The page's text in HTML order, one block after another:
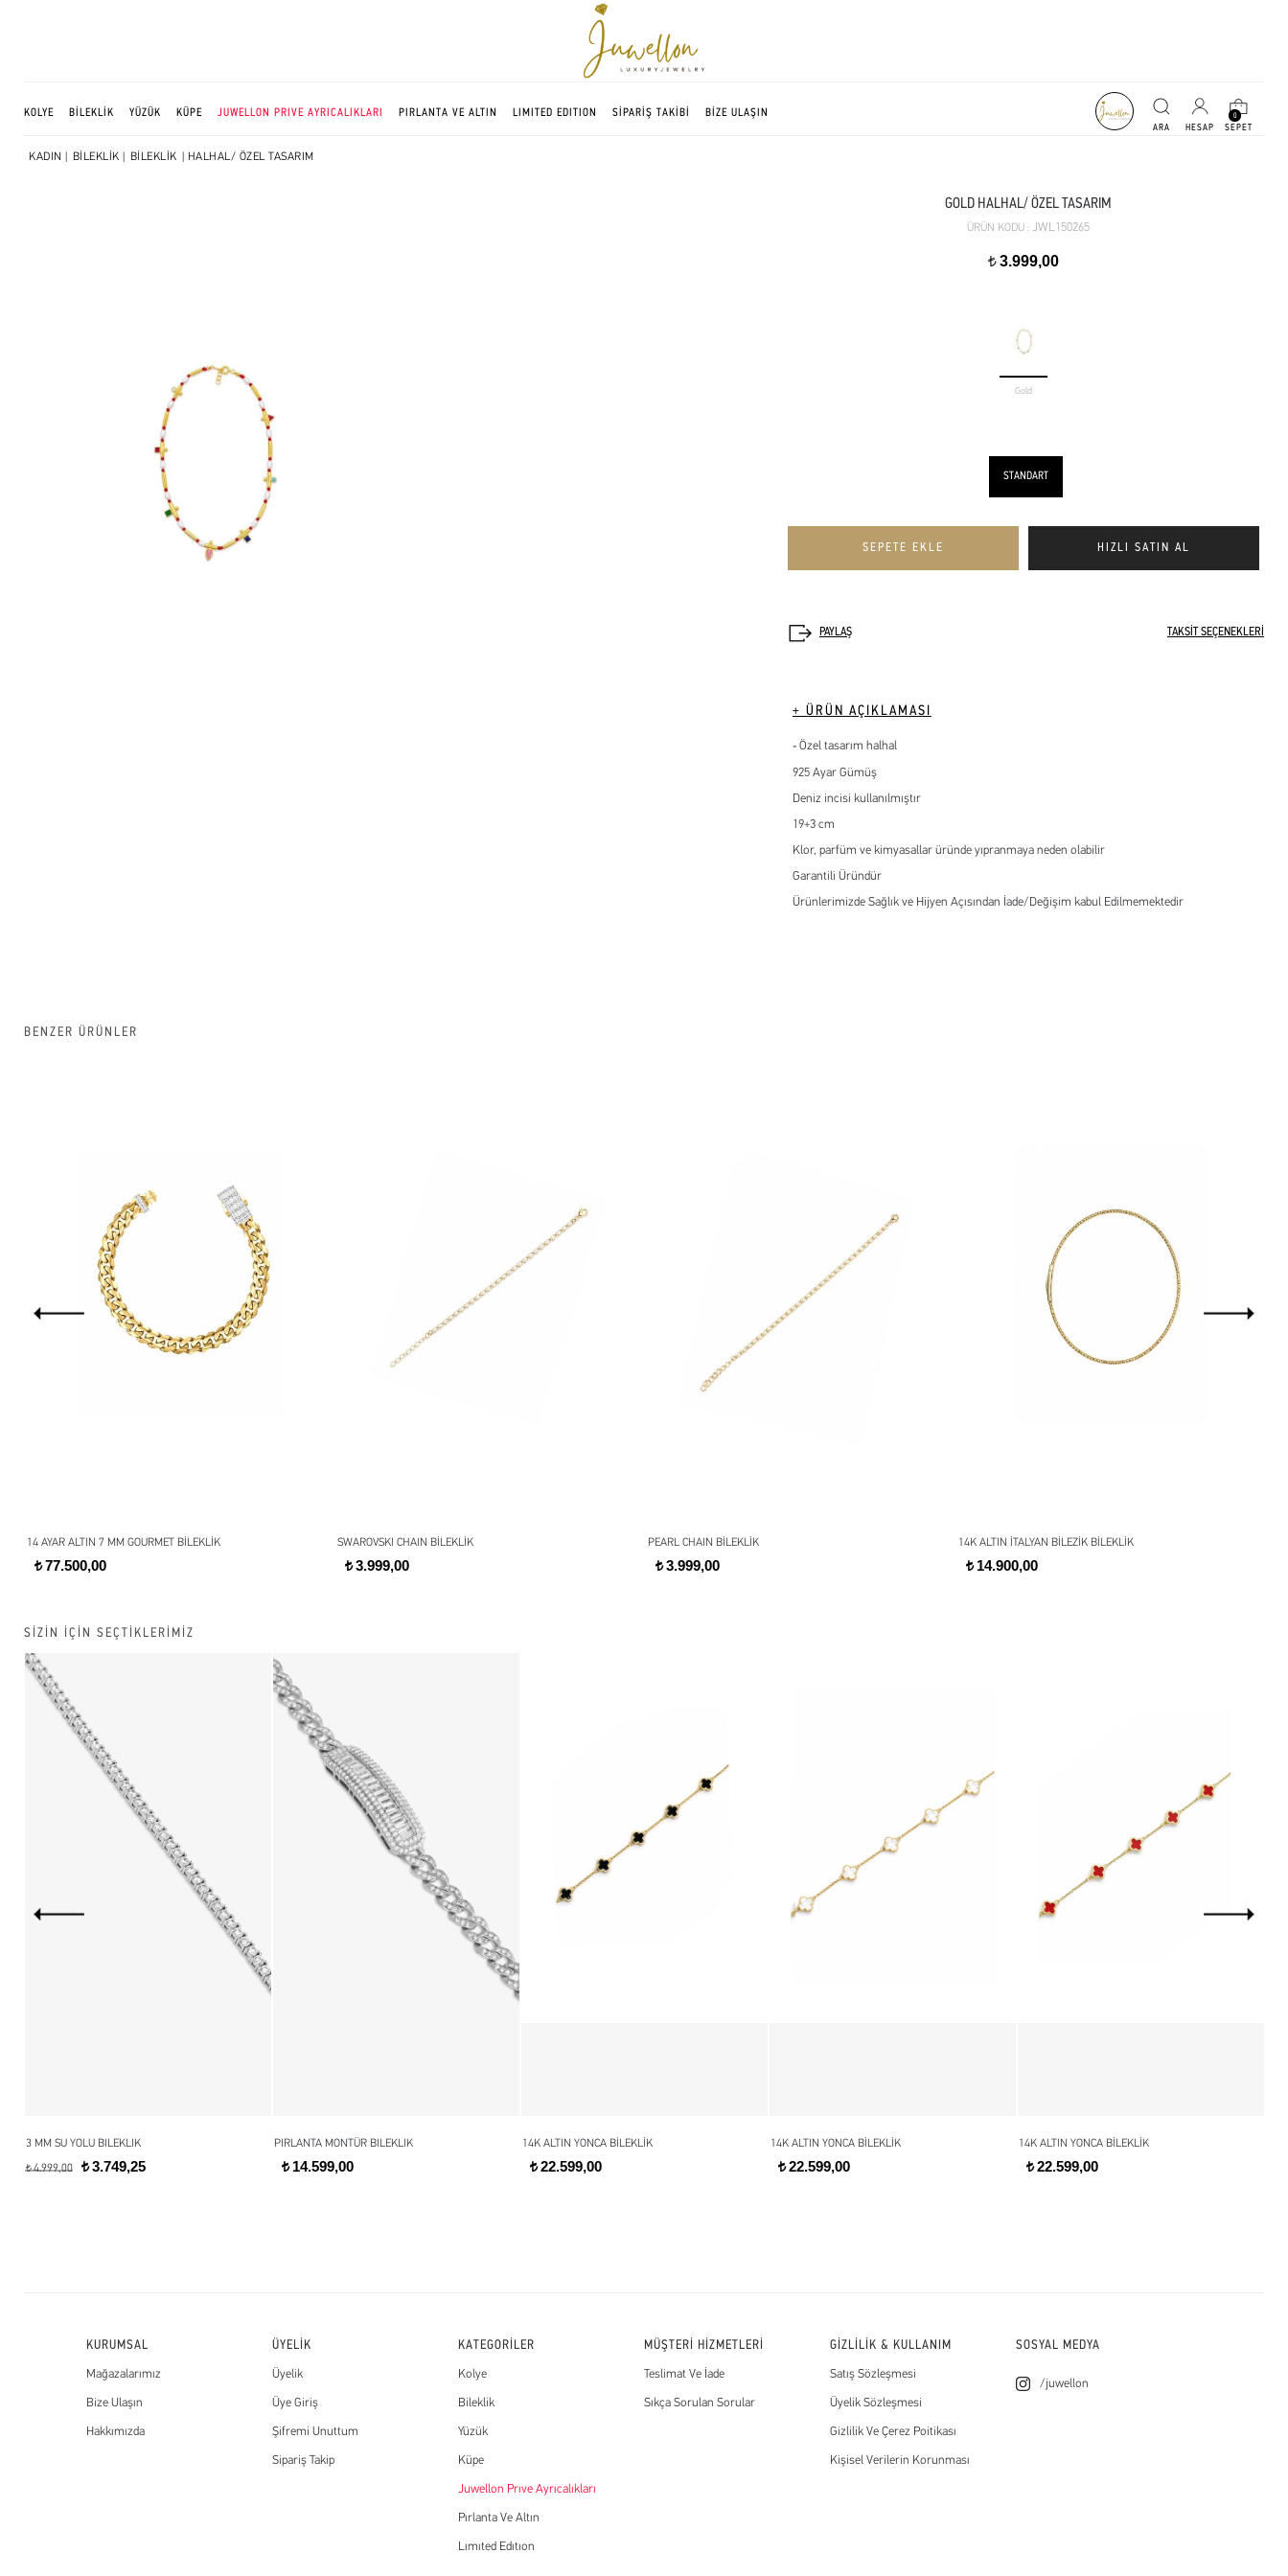
KOLYE BİLEKLİK YÜZÜK KÜPE JUWELLON PRIVE AYRICALIKLARI PIRLANTA VE ALTIN LIMITED EDITION SİPARİŞ TAKİBİ BİZE ULAŞIN 0
KADIN BİLEKLİK BİLEKLİK | HALHAL/ ÖZEL TASARIM
GOLD HALHAL/ ÖZEL TASARIM
ÜRÜN KODU : JWL150265
t3.999,00
Gold
STANDART
TAKSİT SEÇENEKLERİ
+ ÜRÜN AÇIKLAMASI
Özel tasarım halhal
925 Ayar Gümüş
Deniz incisi kullanılmıştır
19+3 cm
Klor, parfüm ve kimyasallar üründe yıpranmaya neden olabilir
Garantili Üründür
Ürünlerimizde Sağlık ve Hijyen Açısından İade/Değişim kabul Edilmemektedir
BENZER ÜRÜNLER
14 AYAR ALTIN 7 MM GOURMET BİLEKLİK
t77.500,00
SWAROVSKI CHAIN BİLEKLİK
t3.999,00
PEARL CHAIN BİLEKLİK
t3.999,00
14K ALTIN İTALYAN BİLEZİK BİLEKLİK
t14.900,00
SİZİN İÇİN SEÇTİKLERİMİZ
3 MM SU YOLU BILEKLIK
t4.999,00 t3.749,25
PIRLANTA MONTÜR BILEKLIK
t14.599,00
14K ALTIN YONCA BİLEKLİK
t22.599,00
14K ALTIN YONCA BİLEKLİK
t22.599,00
14K ALTIN YONCA BİLEKLİK
t22.599,00
KURUMSAL
Mağazalarımız
Bize Ulaşın
Hakkımızda
ÜYELİK
Üyelik
Üye Giriş
Şifremi Unuttum
Sipariş Takip
KATEGORİLER
Kolye
Bileklik
Yüzük
Küpe
Juwellon Prıve Ayrıcalıkları
Pırlanta Ve Altın
Lımıted Edıtıon
MÜŞTERİ HİZMETLERİ
Teslimat Ve İade
Sıkça Sorulan Sorular
GİZLİLİK & KULLANIM
Satış Sözleşmesi
Üyelik Sözleşmesi
Gizlilik Ve Çerez Poitikası
Kişisel Verilerin Korunması
SOSYAL MEDYA
/juwellon